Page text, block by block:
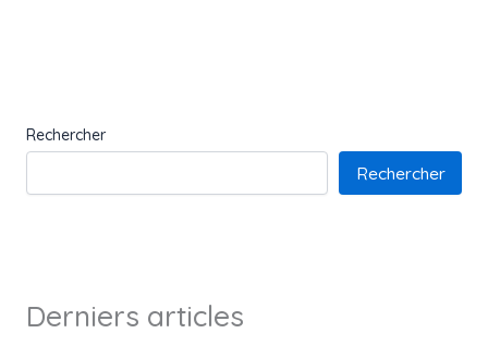
Rechercher
Rechercher
Derniers articles